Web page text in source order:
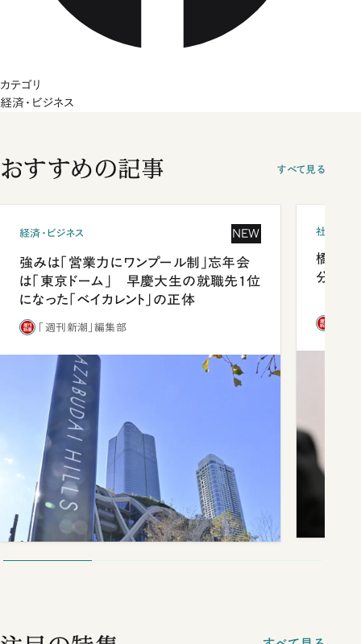
カテゴリ
経済・ビジネス
おすすめの記事 すべて見る
経済・ビジネス NEW
強みは「営業力にワンプール制」忘年会
は「東京ドーム」 早慶大生の就職先1位
になった「ベイカレント」の正体
「週刊新潮」編集部
社会
橋本愛
分 佐